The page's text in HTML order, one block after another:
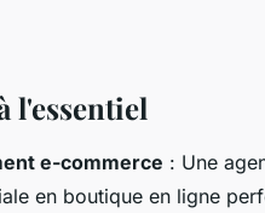
à Lille
l'essentiel
e-commerce : Une
en boutique en ligne